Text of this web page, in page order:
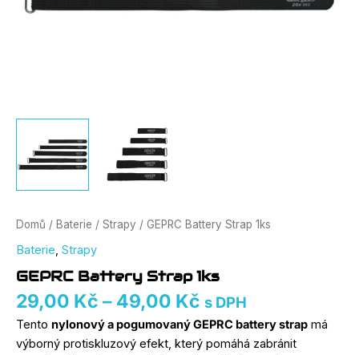
Domů / Baterie / Strapy / GEPRC Battery Strap 1ks
Baterie, Strapy
GEPRC Battery Strap 1ks
29,00 Kč – 49,00 Kč s DPH
Tento nylonový a pogumovaný GEPRC battery strap má
výborný protiskluzový efekt, který pomáhá zabránit